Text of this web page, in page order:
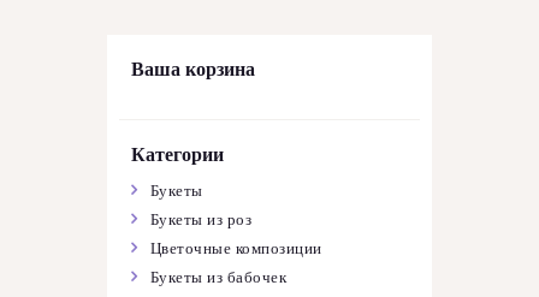
Ваша корзина
Категории
Букеты
Букеты из роз
Цветочные композиции
Букеты из бабочек